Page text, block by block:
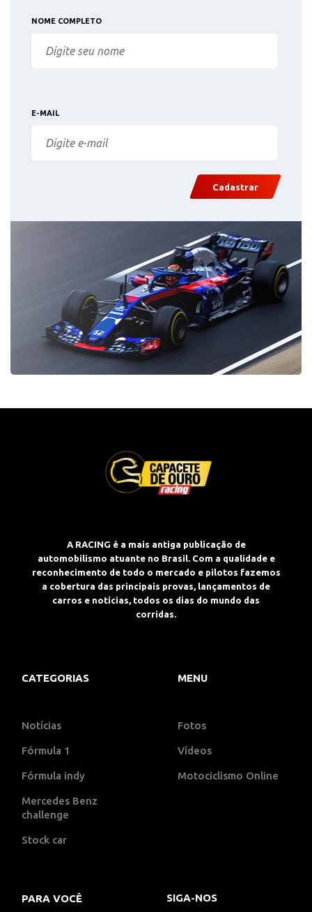
NOME COMPLETO
E-MAIL
Cadastrar
A RACING é a mais antiga publicação de
automobilismo atuante no Brasil. Com a qualidade e
reconhecimento de todo o mercado e pilotos fazemos
a cobertura das principais provas, lançamentos de
carros e notícias, todos os dias do mundo das
corridas.
CATEGORIAS
Notícias
Fórmula 1
Fórmula indy
Mercedes Benz
challenge
Stock car
MENU
Fotos
Vídeos
Motociclismo Online
PARA VOCÊ SIGA-NOS